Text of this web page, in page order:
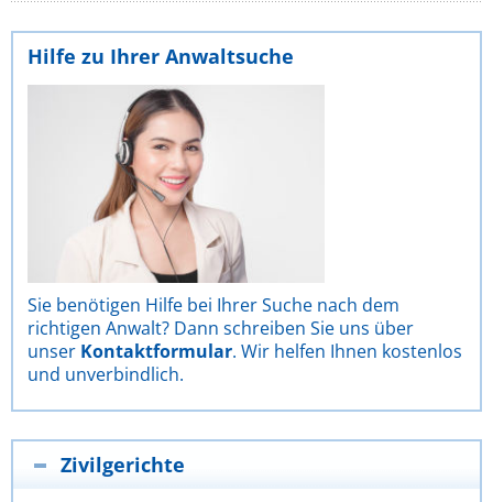
Hilfe zu Ihrer Anwaltsuche
Sie benötigen Hilfe bei Ihrer Suche nach dem
richtigen Anwalt? Dann schreiben Sie uns über
unser Kontaktformular. Wir helfen Ihnen kostenlos
und unverbindlich.
Zivilgerichte